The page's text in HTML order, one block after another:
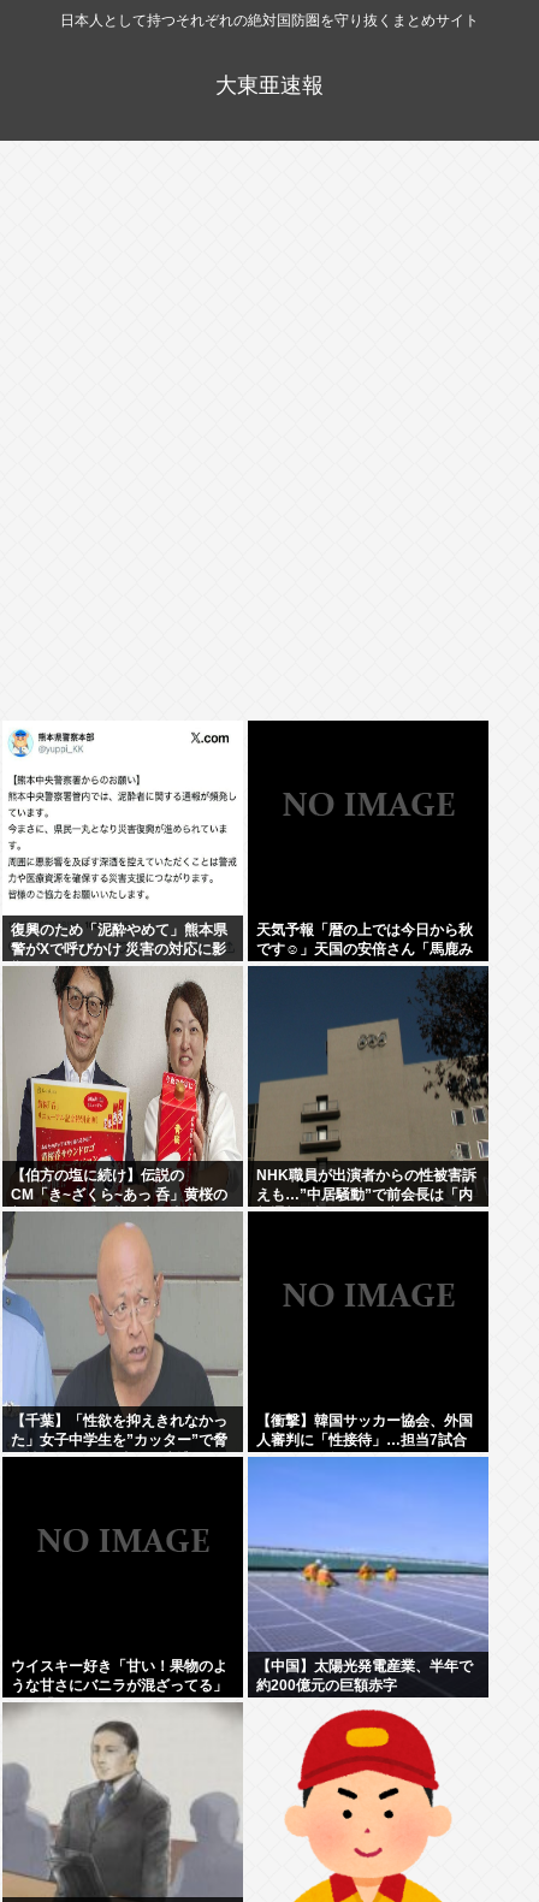
日本人として持つそれぞれの絶対国防圏を守り抜くまとめサイト
大東亜速報
復興のため「泥酔やめて」熊本県
警がXで呼びかけ 災害の対応に影
響
天気予報「暦の上では今日から秋
です☺」天国の安倍さん「馬鹿み
たいな暦だな」
【伯方の塩に続け】伝説の
CM「き~ざくら~あっ 呑」黄桜の
新たな歌い手公募に志願者殺到
NHK職員が出演者からの性被害訴
えも…”中居騒動”で前会長は「内
部通報一切ない」発言との矛盾を
【千葉】「性欲を抑えきれなかっ
た」女子中学生を”カッター”で脅
し性的暴行か 56歳の男逮捕 2人に
【衝撃】韓国サッカー協会、外国
人審判に「性接待」…担当7試合
はまさかの無敗
ウイスキー好き「甘い！果物のよ
うな甘さにバニラが混ざってる」
わい「はぇー飲んでみるか」
【中国】太陽光発電産業、半年で
約200億元の巨額赤字